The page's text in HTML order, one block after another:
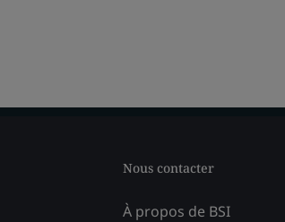
Nous contacter
À propos de BSI